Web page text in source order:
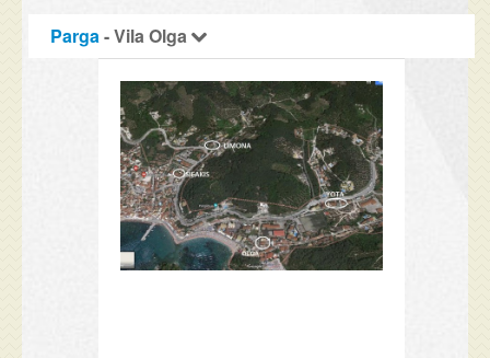
Parga- Vila Olga